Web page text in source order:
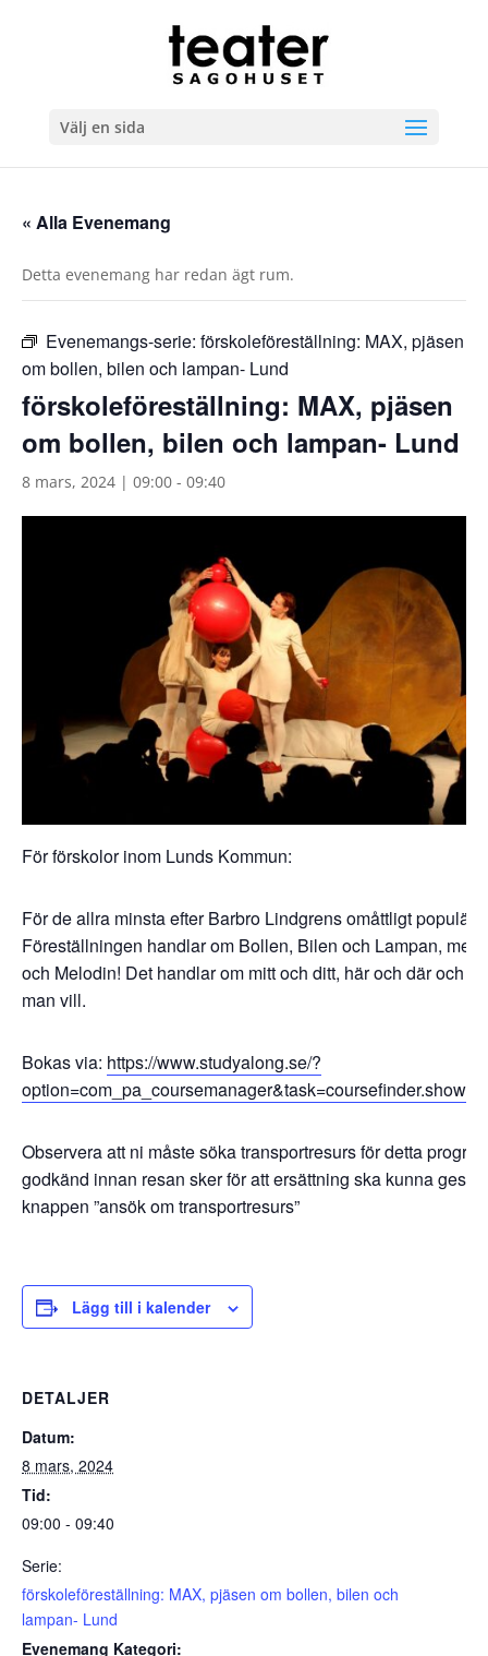
Välj en sida
« Alla Evenemang
Detta evenemang har redan ägt rum.
Evenemangs-serie: förskoleföreställning: MAX, pjäsen
om bollen, bilen och lampan- Lund
förskoleföreställning: MAX, pjäsen
om bollen, bilen och lampan- Lund
8 mars, 2024 | 09:00 - 09:40
För förskolor inom Lunds Kommun:
För de allra minsta efter Barbro Lindgrens omåttligt
Föreställningen handlar om Bollen, Bilen och Lampan, men
och Melodin! Det handlar om mitt och ditt, här och där och
man vill.
Bokas via: https://www.studyalong.se/?
Observera att ni måste söka transportresurs för detta
godkänd innan resan sker för att ersättning ska kunna ges.
knappen ”ansök om transportresurs”
Lägg till i kalender
DETALJER
Datum:
8 mars, 2024
Tid:
09:00 - 09:40
Serie:
förskoleföreställning: MAX, pjäsen om bollen, bilen och
lampan- Lund
Evenemang Kategori: